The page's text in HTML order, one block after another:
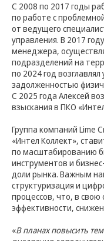
С 2008 по 2017 годы
по работе с
от ведущего
управления. В 2017
менеджера,
подразделений на
по 2024 год
задолженностью
С 2025 года Алексей
взыскания в ПКО
Группа компаний Lime
«Интел Коллект»,
по масштабированию
инструментов и
доли рынка. Важным
структуризация и
процессов, что, в свою
эффективности,
«В планах повысить